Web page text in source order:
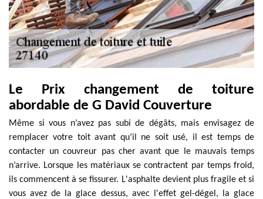
Le Prix changement de toiture
abordable de G David Couverture
Même si vous n’avez pas subi de dégâts, mais envisagez de
remplacer votre toit avant qu’il ne soit usé, il est temps de
contacter un couvreur pas cher avant que le mauvais temps
n’arrive. Lorsque les matériaux se contractent par temps froid,
ils commencent à se fissurer. L'asphalte devient plus fragile et si
vous avez de la glace dessus, avec l'effet gel-dégel, la glace